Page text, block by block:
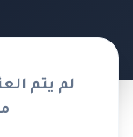
لم يتم